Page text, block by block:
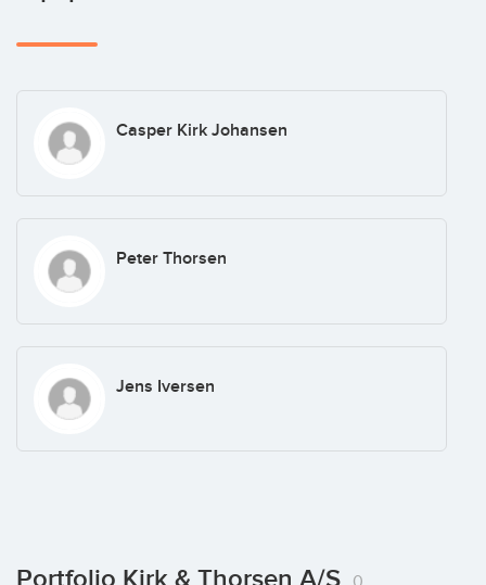
Casper Kirk Johansen
Peter Thorsen
Jens Iversen